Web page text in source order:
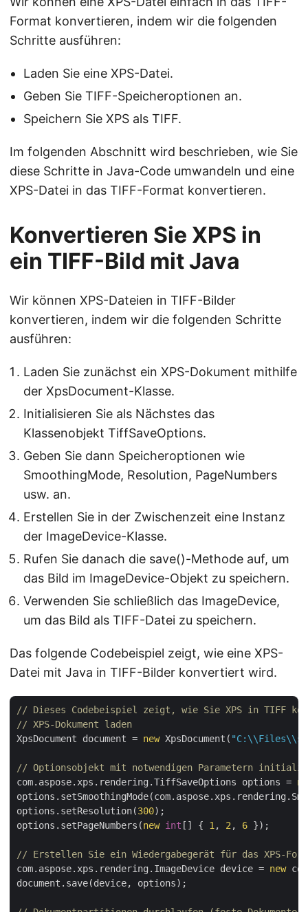
Format konvertieren, indem wir die folgenden
Schritte ausführen:
Laden Sie eine XPS-Datei.
Geben Sie TIFF-Speicheroptionen an.
Speichern Sie XPS als TIFF.
Im folgenden Abschnitt wird beschrieben, wie Sie
diese Schritte in Java-Code umwandeln und eine
XPS-Datei in das TIFF-Format konvertieren.
Konvertieren Sie XPS in
ein TIFF-Bild mit Java
Wir können XPS-Dateien in TIFF-Bilder
konvertieren, indem wir die folgenden Schritte
ausführen:
Laden Sie zunächst ein XPS-Dokument mithilfe
der XpsDocument-Klasse.
Initialisieren Sie als Nächstes das
Klassenobjekt TiffSaveOptions.
Geben Sie dann Speicheroptionen wie
SmoothingMode, Resolution, PageNumbers
usw. an.
Erstellen Sie in der Zwischenzeit eine Instanz
der ImageDevice-Klasse.
Rufen Sie danach die save()-Methode auf, um
das Bild im ImageDevice-Objekt zu speichern.
Verwenden Sie schließlich das ImageDevice,
um das Bild als TIFF-Datei zu speichern.
Das folgende Codebeispiel zeigt, wie eine XPS-
Datei mit Java in TIFF-Bilder konvertiert wird.
// Dieses Codebeispiel zeigt, wie Sie XPS in TIFF
// XPS-Dokument laden
XpsDocument document = new XpsDocument(
// Optionsobjekt mit notwendigen Parametern
com.aspose.xps.rendering.TiffSaveOptions options =
options.setResolution(300);
options.setPageNumbers(new int [] { 1 , 2 , 6 });
// Erstellen Sie ein Wiedergabegerät für das XPS-
com.aspose.xps.rendering.ImageDevice device = new
document.save(device, options);